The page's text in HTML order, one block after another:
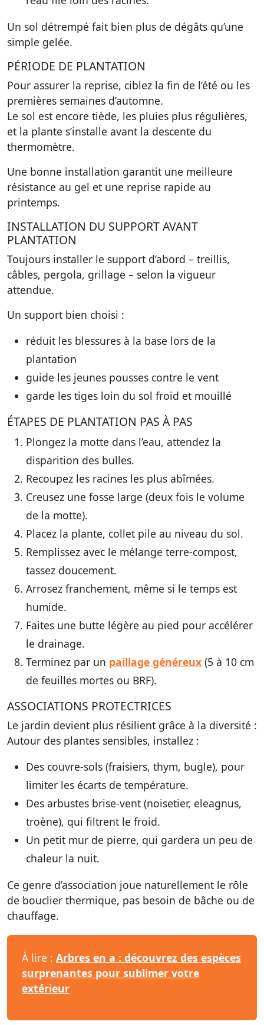
Un sol détrempé fait bien plus de dégâts qu’une
simple gelée.
PÉRIODE DE PLANTATION
Pour assurer la reprise, ciblez la fin de l’été ou les
premières semaines d’automne.
Le sol est encore tiède, les pluies plus régulières,
et la plante s’installe avant la descente du
thermomètre.
Une bonne installation garantit une meilleure
résistance au gel et une reprise rapide au
printemps.
INSTALLATION DU SUPPORT AVANT
PLANTATION
Toujours installer le support d’abord – treillis,
câbles, pergola, grillage – selon la vigueur
attendue.
Un support bien choisi :
réduit les blessures à la base lors de la
plantation
guide les jeunes pousses contre le vent
garde les tiges loin du sol froid et mouillé
ÉTAPES DE PLANTATION PAS À PAS
Plongez la motte dans l’eau, attendez la
disparition des bulles.
Recoupez les racines les plus abîmées.
Creusez une fosse large (deux fois le volume
de la motte).
Placez la plante, collet pile au niveau du sol.
Remplissez avec le mélange terre-compost,
tassez doucement.
Arrosez franchement, même si le temps est
humide.
Faites une butte légère au pied pour accélérer
le drainage.
Terminez par un paillage généreux (5 à 10 cm
de feuilles mortes ou BRF).
ASSOCIATIONS PROTECTRICES
Le jardin devient plus résilient grâce à la diversité :
Autour des plantes sensibles, installez :
Des couvre-sols (fraisiers, thym, bugle), pour
limiter les écarts de température.
Des arbustes brise-vent (noisetier, eleagnus,
troène), qui filtrent le froid.
Un petit mur de pierre, qui gardera un peu de
chaleur la nuit.
Ce genre d’association joue naturellement le rôle
de bouclier thermique, pas besoin de bâche ou de
chauffage.
À lire : Arbres en a : découvrez des espèces
surprenantes pour sublimer votre
extérieur